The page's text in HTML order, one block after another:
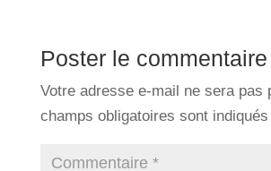
Poster le commentaire
Votre adresse e-mail ne sera pas
champs obligatoires sont